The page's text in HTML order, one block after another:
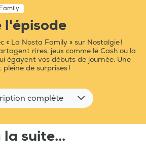
l'épisode
« La Nosta Family » sur Nostalgie !
rires, jeux comme le Cash ou la
égayent vos débuts de journée. Une
de surprises !
complète
la suite...